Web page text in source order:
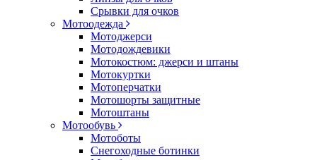
Срывки для очков
Мотоодежда
Мотоджерси
Мотодождевики
Мотокостюм: джерси и штаны
Мотокуртки
Мотоперчатки
Мотошорты защитные
Мотоштаны
Мотообувь
Мотоботы
Снегоходные ботинки